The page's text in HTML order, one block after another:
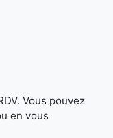
Vous pouvez
en vous